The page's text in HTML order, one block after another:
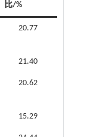
比/%
20.77
21.40
20.62
15.29